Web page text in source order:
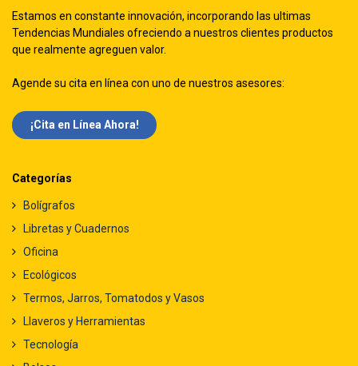
Estamos en constante innovación, incorporando las ultimas
Tendencias Mundiales ofreciendo a nuestros clientes productos
que realmente agreguen valor.
Agende su cita en línea con uno de nuestros asesores:
¡Cita en Línea Ah​​ora!
Categorías
Bolígrafos
Libretas y Cuadernos
Oficina
Ecológicos
Termos, Jarros, Tomatodos y Vasos
Llaveros y Herramientas
Tecnología